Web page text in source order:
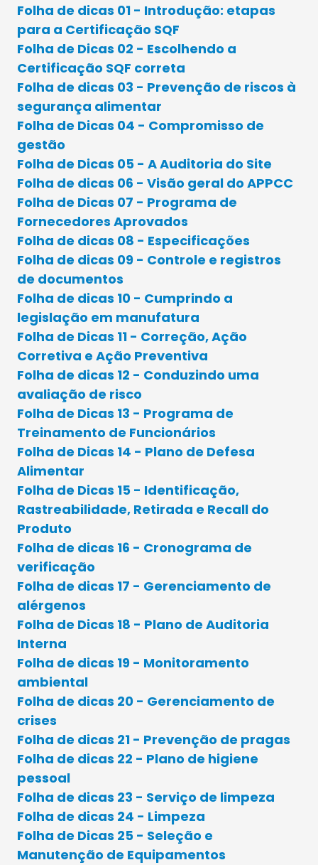
Folha de dicas 01 - Introdução: etapas
para a Certificação SQF
Folha de Dicas 02 - Escolhendo a
Certificação SQF correta
Folha de dicas 03 - Prevenção de riscos à
segurança alimentar
Folha de Dicas 04 - Compromisso de
gestão
Folha de Dicas 05 - A Auditoria do Site
Folha de dicas 06 - Visão geral do APPCC
Folha de Dicas 07 - Programa de
Fornecedores Aprovados
Folha de dicas 08 - Especificações
Folha de dicas 09 - Controle e registros
de documentos
Folha de dicas 10 - Cumprindo a
legislação em manufatura
Folha de Dicas 11 - Correção, Ação
Corretiva e Ação Preventiva
Folha de dicas 12 - Conduzindo uma
avaliação de risco
Folha de Dicas 13 - Programa de
Treinamento de Funcionários
Folha de Dicas 14 - Plano de Defesa
Alimentar
Folha de Dicas 15 - Identificação,
Rastreabilidade, Retirada e Recall do
Produto
Folha de dicas 16 - Cronograma de
verificação
Folha de dicas 17 - Gerenciamento de
alérgenos
Folha de Dicas 18 - Plano de Auditoria
Interna
Folha de dicas 19 - Monitoramento
ambiental
Folha de dicas 20 - Gerenciamento de
crises
Folha de dicas 21 - Prevenção de pragas
Folha de dicas 22 - Plano de higiene
pessoal
Folha de dicas 23 - Serviço de limpeza
Folha de dicas 24 - Limpeza
Folha de Dicas 25 - Seleção e
Manutenção de Equipamentos